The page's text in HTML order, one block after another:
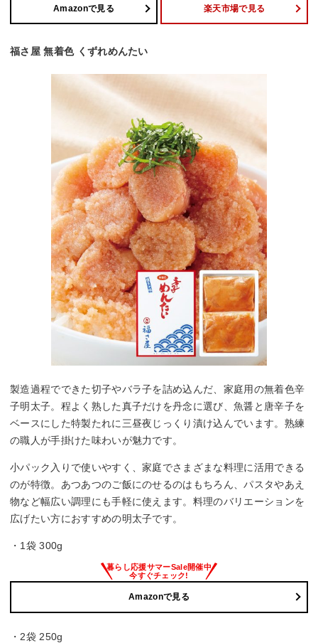
Amazonで見る 楽天市場で見る
福さ屋 無着色 くずれめんたい
製造過程でできた切子やバラ子を詰め込んだ、家庭用の無着色辛
子明太子。程よく熟した真子だけを丹念に選び、魚醤と唐辛子を
ベースにした特製たれに三昼夜じっくり漬け込んでいます。熟練
の職人が手掛けた味わいが魅力です。
小パック入りで使いやすく、家庭でさまざまな料理に活用できる
のが特徴。あつあつのご飯にのせるのはもちろん、パスタやあえ
物など幅広い調理にも手軽に使えます。料理のバリエーションを
広げたい方におすすめの明太子です。
・1袋 300g
Amazonで見る
・2袋 250g